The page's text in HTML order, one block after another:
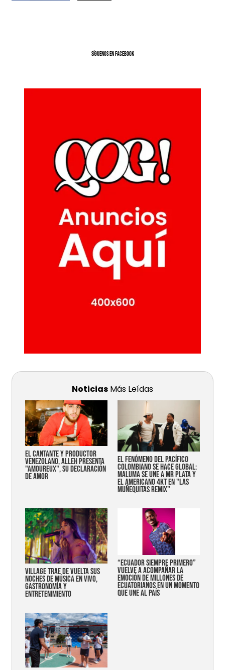
SíGUENOS EN FACEBOOK
Noticias Más Leídas
EL CANTANTE Y PRODUCTOR
VENEZOLANO, ALLEH PRESENTA
"AMOUREUX", SU DECLARACIÓN
DE AMOR
EL FENÓMENO DEL PACÍFICO
COLOMBIANO SE HACE GLOBAL:
MALUMA SE UNE A MR PLATA Y
EL AMERICANO 4KT EN "LAS
MUÑEQUITAS REMIX"
Village trae de vuelta sus
noches de música en vivo,
gastronomía y
entretenimiento
“Ecuador siempre primero”
vuelve a acompañar la
emoción de millones de
ecuatorianos en un momento
que une al país